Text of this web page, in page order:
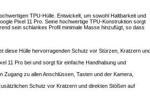
TPU-Hülle. Entwickelt, um sowohl Haltbarkeit und
Pixel 11 Pro. Seine hochwertige TPU-Konstruktion sorgt
sein schlankes Profil minimale Masse hinzufügt, so dass
diese Hülle hervorragenden Schutz vor Stürzen, Kratzern und
11 Pro bei und sorgt für einfache Handhabung und
zu allen Anschlüssen, Tasten und der Kamera,
Schutz vor Kratzern und direkten Stößen auf